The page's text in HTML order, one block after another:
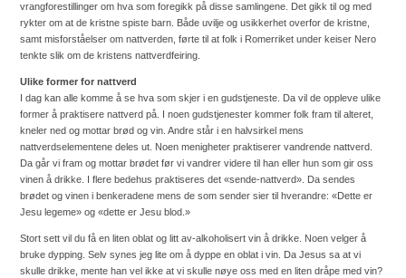
vrangforestillinger om hva som foregikk på disse samlingene. Det gikk til og med
rykter om at de kristne spiste barn. Både uvilje og usikkerhet overfor de kristne,
samt misforståelser om nattverden, førte til at folk i Romerriket under keiser Nero
tenkte slik om de kristens nattverdfeiring.
Ulike former for nattverd
I dag kan alle komme å se hva som skjer i en gudstjeneste. Da vil de oppleve ulike
former å praktisere nattverd på. I noen gudstjenester kommer folk fram til alteret,
kneler ned og mottar brød og vin. Andre står i en halvsirkel mens
nattverdselementene deles ut. Noen menigheter praktiserer vandrende nattverd.
Da går vi fram og mottar brødet før vi vandrer videre til han eller hun som gir oss
vinen å drikke. I flere bedehus praktiseres det «sende-nattverd». Da sendes
brødet og vinen i benkeradene mens de som sender sier til hverandre: «Dette er
Jesu legeme» og «dette er Jesu blod.»
Stort sett vil du få en liten oblat og litt av-alkoholisert vin å drikke. Noen velger å
bruke dypping. Selv synes jeg lite om å dyppe en oblat i vin. Da Jesus sa at vi
skulle drikke, mente han vel ikke at vi skulle nøye oss med en liten dråpe med vin?